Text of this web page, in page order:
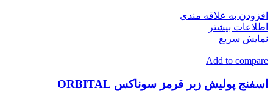
افزودن به علاقه مندی
اطلاعات بیشتر
نمایش سریع
Add to compare
اسفنج پولیش زبر قرمز سوناکس ORBITAL